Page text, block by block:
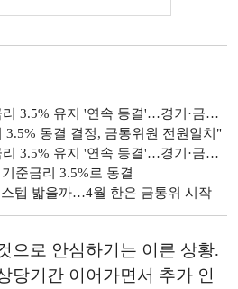
유지 '연속 동결'…경기·금융불안 대응(종합)
동결 결정, 금통위원 전원일치"
유지 '연속 동결'…경기·금융불안 대응 중점
준금리 3.5%로 동결
텝 밟을까…4월 한은 금통위 시작
으로 안심하기는 이른 상황.
당기간 이어가면서 추가 인